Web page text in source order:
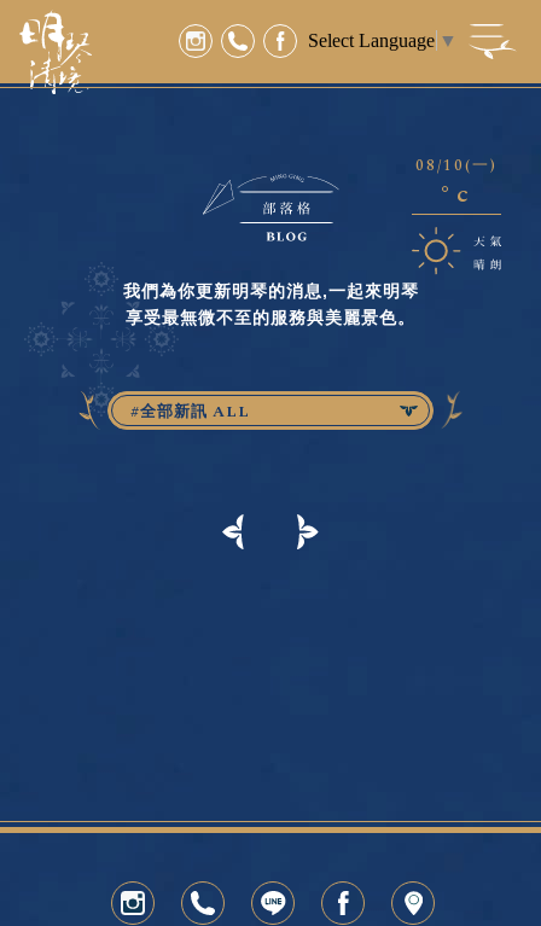
Select Language ▼
08/10(一)
°c
我們為你更新明琴的消息,一起來明琴
享受最無微不至的服務與美麗景色。
#全部新訊 ALL